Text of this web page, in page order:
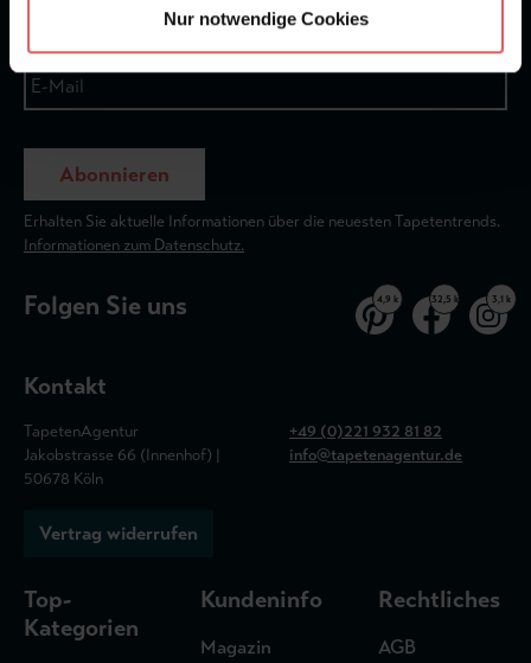
Nur notwendige Cookies
Abonnieren
Erhalten Sie aktuelle Informationen über die neuesten Tapetentrends.
Informationen zum Datenschutz.
Folgen Sie uns 4,9 k 32,5 k 3,1 k
Kontakt
TapetenAgentur
Jakobstrasse 66 (Innenhof) |
50678 Köln
+49 (0)221 932 81 82
info@tapetenagentur.de
Vertrag widerrufen
Top-
Kategorien
Kundeninfo
Magazin
Rechtliches
AGB